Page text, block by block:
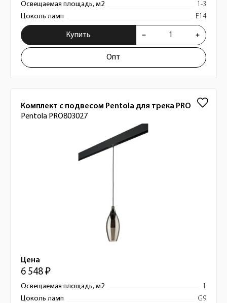
Освещаемая площадь, м2
1-3
Цоколь ламп
E14
Купить
Опт
Комплект с подвесом Pentola для трека PRO
Pentola PRO803027
Цена
6 548 ₽
Освещаемая площадь, м2
1
Цоколь ламп
G9